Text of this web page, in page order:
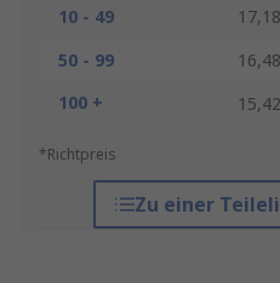
10 - 49
50 - 99
100 +
*Richtpreis
Zu einer